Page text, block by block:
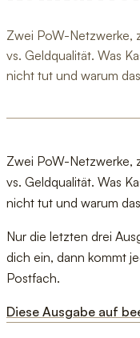
Zwei PoW-Netzwerke,
vs. Geldqualität. Was
nicht tut und warum
Zwei PoW-Netzwerke,
vs. Geldqualität. Was
nicht tut und warum
Nur die letzten drei
dich ein, dann kommt
Postfach.
Diese Ausgabe auf